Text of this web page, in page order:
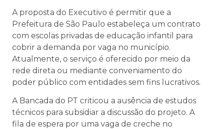
A proposta do Executivo é permitir que a
Prefeitura de São Paulo estabeleça um contrato
com escolas privadas de educação infantil para
cobrir a demanda por vaga no município.
Atualmente, o serviço é oferecido por meio da
rede direta ou mediante conveniamento do
poder público com entidades sem fins lucrativos.
A Bancada do PT criticou a ausência de estudos
técnicos para subsidiar a discussão do projeto. A
fila de espera por uma vaga de creche no